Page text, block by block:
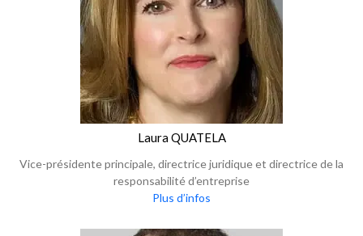
Laura QUATELA
Vice-présidente principale, directrice juridique et directrice de la
responsabilité d’entreprise
Plus d’infos